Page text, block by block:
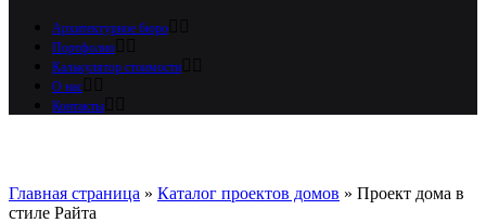
Архитектурное бюро
Портфолио
Калькулятор стоимости
О нас
Контакты
Главная страница » Каталог проектов домов » Проект дома в
стиле Райта